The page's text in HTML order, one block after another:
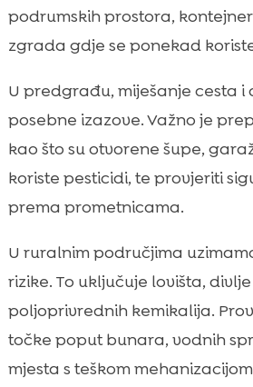
podrumskih prostora,
zgrada gdje se ponekad
U predgrađu, miješanje cesta i
posebne izazove. Važno je
kao što su otvorene šupe,
koriste pesticidi, te provjeriti
prema prometnicama.
U ruralnim područjima
rizike. To uključuje lovišta,
poljoprivrednih kemikalija.
točke poput bunara, vodnih
mjesta s teškom